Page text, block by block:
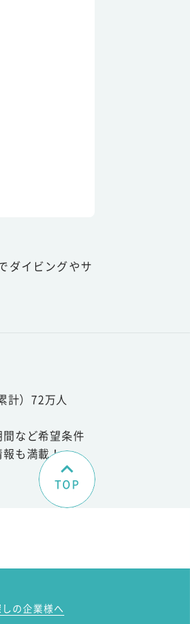
ダイビングやサ
計）72万人
など希望条件
も満載！
TOP
の企業様へ